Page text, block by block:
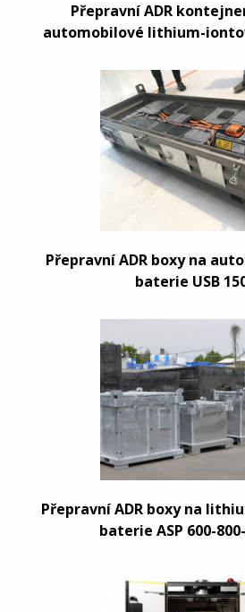
Přepravní ADR
automobilové lithium-
Přepravní ADR boxy na
baterie USB
Přepravní ADR boxy na
baterie ASP 600-